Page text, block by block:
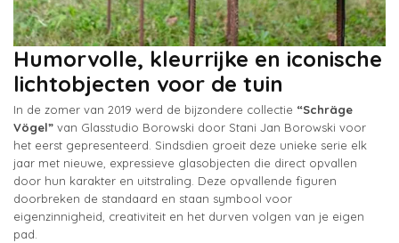
Humorvolle, kleurrijke en iconische
lichtobjecten voor de tuin
In de zomer van 2019 werd de bijzondere collectie “Schräge
Vögel” van Glasstudio Borowski door Stani Jan Borowski voor
het eerst gepresenteerd. Sindsdien groeit deze unieke serie elk
jaar met nieuwe, expressieve glasobjecten die direct opvallen
door hun karakter en uitstraling. Deze opvallende figuren
doorbreken de standaard en staan symbool voor
eigenzinnigheid, creativiteit en het durven volgen van je eigen
pad.